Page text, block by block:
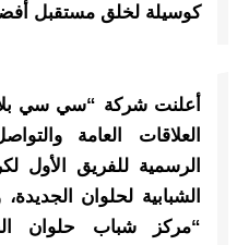
كوسيلة لخلق مستقبل
أعلنت شركة “سي سي
العلاقات العامة
الرسمية للفريق الأول
الشبابية لحلوان
“مركز شباب حلوان